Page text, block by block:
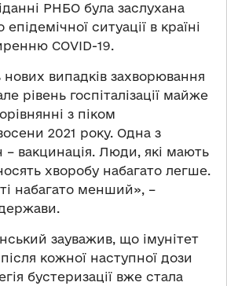
РНБО була заслухана
ситуації в країні
COVID-19.
нових випадків захворювання
рівень госпіталізації майже
з піком
2021 року. Одна з
– вакцинація. Люди, які мають
хворобу набагато легше.
набагато менший», –
зауважив, що імунітет
кожної наступної дози
бустеризації вже стала